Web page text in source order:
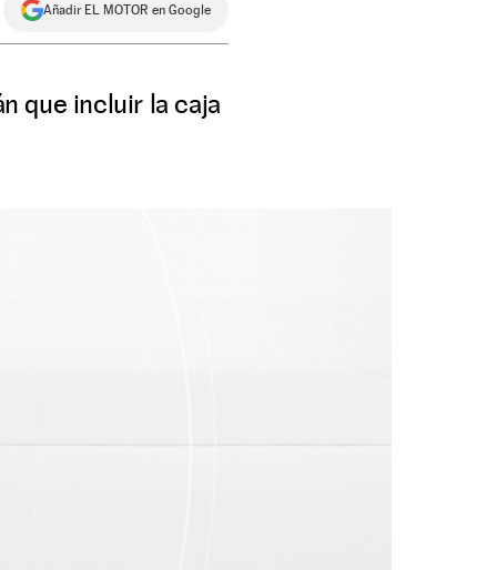
Añadir EL MOTOR en Google
que incluir la caja